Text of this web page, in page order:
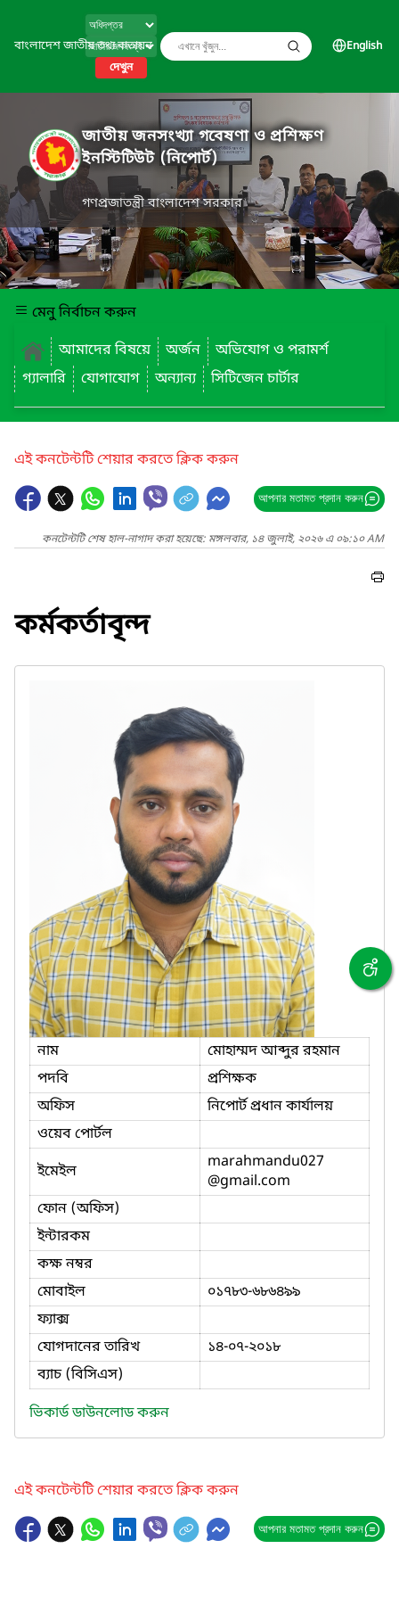
বাংলাদেশ জাতীয় তথ্য বাতায়ন
দেখুন
English
জাতীয় জনসংখ্যা গবেষণা ও প্রশিক্ষণ
ইনস্টিটিউট (নিপোর্ট)
গণপ্রজাতন্ত্রী বাংলাদেশ সরকার
মেনু নির্বাচন করুন
আমাদের বিষয়ে
অর্জন
অভিযোগ ও পরামর্শ
গ্যালারি
যোগাযোগ অন্যান্য সিটিজেন চার্টার
এই কনটেন্টটি শেয়ার করতে ক্লিক করুন
আপনার মতামত প্রদান করুন
কনটেন্টটি শেষ হাল-নাগাদ করা হয়েছে: মঙ্গলবার, ১৪ জুলাই, ২০২৬ এ ০৯:১০ AM
কর্মকর্তাবৃন্দ
নাম
মোহাম্মদ আব্দুর রহমান
পদবি
প্রশিক্ষক
অফিস
নিপোর্ট প্রধান কার্যালয়
ওয়েব পোর্টল
ইমেইল
marahmandu027
@gmail.com
ফোন (অফিস)
ইন্টারকম
কক্ষ নম্বর
মোবাইল
০১৭৮৩-৬৮৬৪৯৯
ফ্যাক্স
যোগদানের তারিখ
১৪-০৭-২০১৮
ব্যাচ (বিসিএস)
ভিকার্ড ডাউনলোড করুন
এই কনটেন্টটি শেয়ার করতে ক্লিক করুন
আপনার মতামত প্রদান করুন